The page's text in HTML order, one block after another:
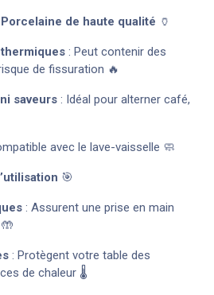
de haute qualité 🏺
: Peut contenir des
de fissuration 🔥
saveurs : Idéal pour alterner café,
avec le lave-vaisselle 🧼
🎯
: Assurent une prise en main
: Protègent votre table des
de chaleur 🌡️